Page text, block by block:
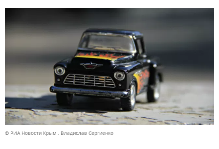
© РИА Новости Крым . Владислав Сергиенко